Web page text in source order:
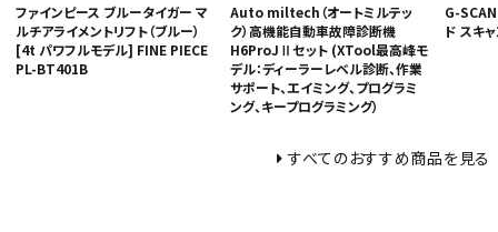
ファインピース ブルータイガー マ
ルチアライメントリフト（ブルー）
[4t パワフルモデル] FINE PIECE
PL-BT401B
Auto miltech（オートミルテッ
ク）高機能自動車故障診断機
H6ProJⅡセット (XTool最高峰モ
デル：ディーラーレベル診断、作業
サポート、エイミング、プログラミ
ング、キープログラミング）
G-
ド スキ
すべてのおすすめ商品を見る